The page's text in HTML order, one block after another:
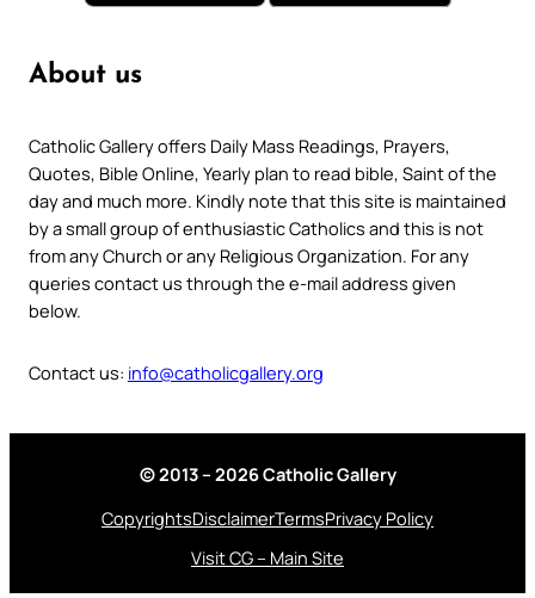
About us
Catholic Gallery offers Daily Mass Readings, Prayers,
Quotes, Bible Online, Yearly plan to read bible, Saint of the
day and much more. Kindly note that this site is maintained
by a small group of enthusiastic Catholics and this is not
from any Church or any Religious Organization. For any
queries contact us through the e-mail address given
below.
Contact us: info@catholicgallery.org
© 2013 – 2026 Catholic Gallery
CopyrightsDisclaimerTermsPrivacy Policy
Visit CG – Main Site